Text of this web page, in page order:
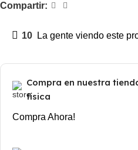
Compartir:
10 La gente viendo este
Compra en nuestra
física
Compra Ahora!